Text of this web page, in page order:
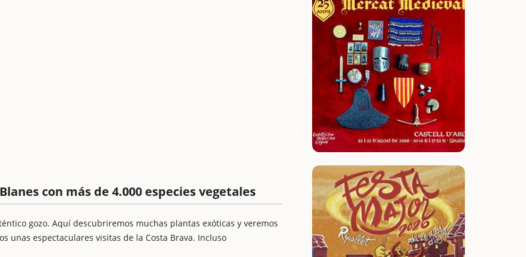
con más de 4.000 especies vegetales
gozo. Aquí descubriremos muchas plantas exóticas y veremos
unas espectaculares visitas de la Costa Brava. Incluso